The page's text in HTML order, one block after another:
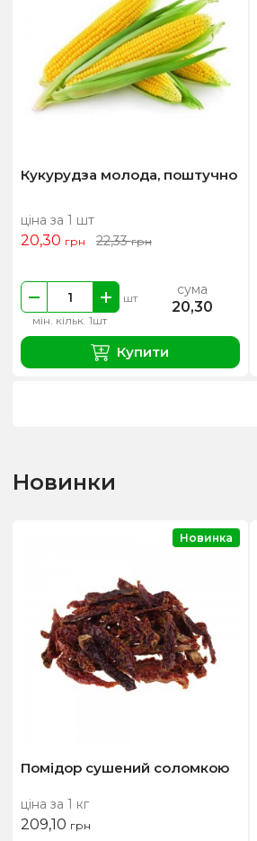
Кукурудза молода, поштучно
ціна за 1 шт
20,30 грн 22,33грн
мін. кільк. 1шт
шт сума
20,30
Купити
Новинки
Помідор сушений соломкою
ціна за 1 кг
209,10 грн
Новинка